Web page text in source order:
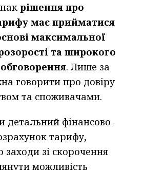
рішення про
має прийматися
максимальної
та широкого
. Лише за
говорити про довіру
та споживачами.
детальний фінансово-
тарифу,
зі скорочення
можливість